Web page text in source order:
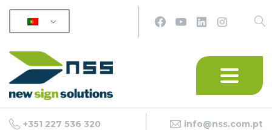
+351 227 536 320 info@nss.com.pt